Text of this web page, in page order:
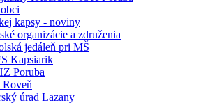
kapsy - noviny
organizácie a združenia
jedáleň pri MŠ
Kapsiarik
Poruba
Roveň
úrad Lazany